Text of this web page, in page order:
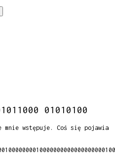
01010100
mnie wstępuje. Coś się pojawia